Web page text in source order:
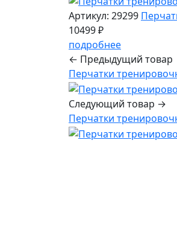
Артикул: 29299
10499 ₽
подробнее
← Предыдущий товар
Перчатки
Следующий товар →
Перчатки